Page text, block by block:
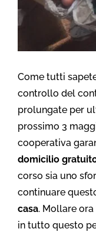
Come tutti
controllo del
prolungate per
prossimo 3
cooperativa
domicilio
corso sia uno
continuare
casa. Mollare
in tutto questo